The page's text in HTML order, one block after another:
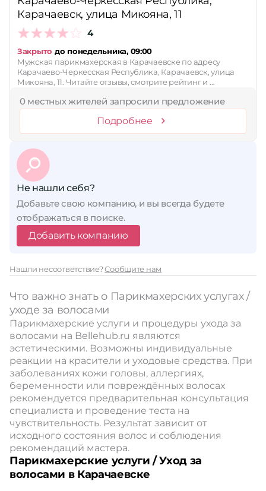
Карачаевск, улица Микояна, 11
4
Закрыто до понедельника, 09:00
Мужская парикмахерская в Карачаевске по адресу
Карачаево-Черкесская Республика, Карачаевск, улица
Микояна, 11. Читайте отзывы, смотрите рейтинг и …
0 местных жителей запросили предложение
Подробнее
Не нашли себя?
Добавьте свою компанию, и вы всегда будете
отображаться в поиске.
Добавить компанию
Нашли несоответствие?Сообщите нам
Что важно знать о Парикмахерских услугах /
уходе за волосами
Парикмахерские услуги и процедуры ухода за
волосами на Bellehub.ru являются
эстетическими. Возможны индивидуальные
реакции на красители и уходовые средства. При
заболеваниях кожи головы, аллергиях,
беременности или повреждённых волосах
рекомендуется предварительная консультация
специалиста и проведение теста на
чувствительность. Результат зависит от
исходного состояния волос и соблюдения
рекомендаций мастера.
Парикмахерские услуги / Уход за
волосами в Карачаевске